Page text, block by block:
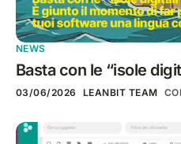
NEWS
Basta con le “isole
03/06/2026 LEANBIT TEAM